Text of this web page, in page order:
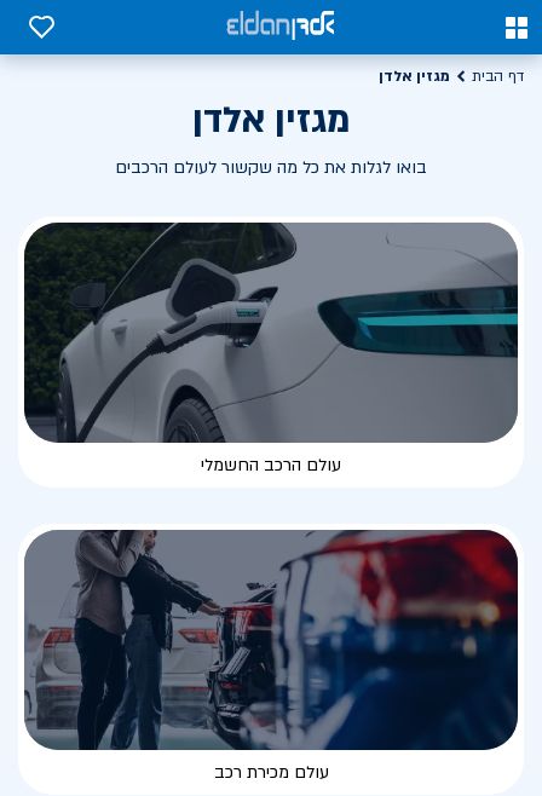
0
0
דף הבית מגזין אלדן
מגזין אלדן
בואו לגלות את כל מה שקשור לעולם הרכבים
עולם הרכב החשמלי
עולם מכירת רכב